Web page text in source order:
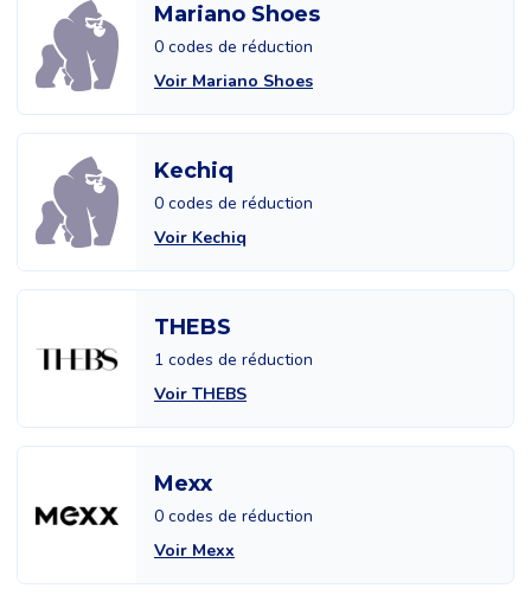
Mariano Shoes
0 codes de réduction
Voir Mariano Shoes
Kechiq
0 codes de réduction
Voir Kechiq
THEBS
1 codes de réduction
Voir THEBS
Mexx
0 codes de réduction
Voir Mexx